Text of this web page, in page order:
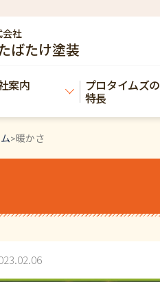
会社
ばたけ塗装
案内 プロタイムズの
特長
>暖かさ